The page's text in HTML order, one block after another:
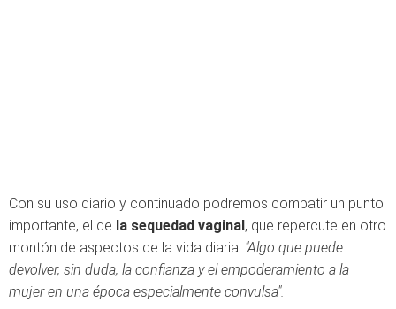
Con su uso diario y continuado podremos combatir un punto
importante, el de la sequedad vaginal, que repercute en otro
montón de aspectos de la vida diaria. "Algo que puede
devolver, sin duda, la confianza y el empoderamiento a la
mujer en una época especialmente convulsa".